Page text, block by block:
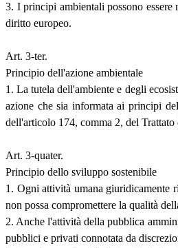
3. I principi ambientali possono
diritto europeo.
Art. 3-ter.
Principio dell'azione ambientale
1. La tutela dell'ambiente e degli
azione che sia informata ai principi
dell'articolo 174, comma 2, del
Art. 3-quater.
Principio dello sviluppo sostenibile
1. Ogni attività umana giuridicamente
non possa compromettere la qualità
2. Anche l'attività della pubblica
pubblici e privati connotata da